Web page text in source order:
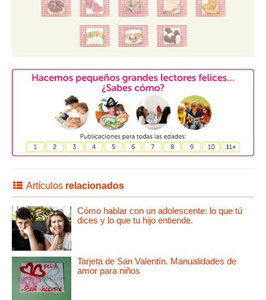
Artículos relacionados
Cómo hablar con un adolescente: lo que tú
dices y lo que tu hijo entiende.
Tarjeta de San Valentín. Manualidades de
amor para niños